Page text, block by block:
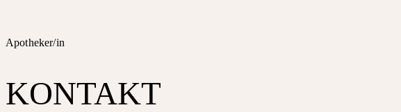
Apotheker/in
KONTAKT